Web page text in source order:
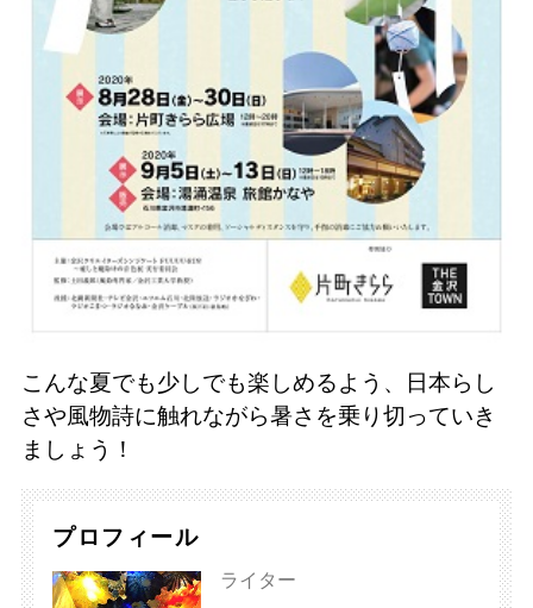
こんな夏でも少しでも楽しめるよう、日本らし
さや風物詩に触れながら暑さを乗り切っていき
ましょう！
プロフィール
ライター